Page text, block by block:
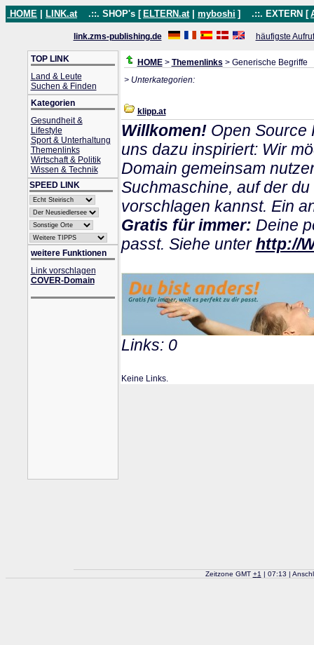
HOME LINK.at .::. SHOP's [ ELTERN.at myboshi ] .::. EXTERN [
link.zms-publishing.de häufigste
TOP LINK
Land & Leute
Suchen & Finden
Kategorien
Gesundheit &
Lifestyle
Sport & Unterhaltung
Themenlinks
Wirtschaft & Politik
Wissen & Technik
SPEED LINK
weitere Funktionen
Link vorschlagen
COVER-Domain
HOME> Themenlinks > Generische Begriffe
> Unterkategorien:
klipp.at
Willkomen!Open Source
uns dazu inspiriert: Wir
Domain gemeinsam
Suchmaschine, auf der
vorschlagen kannst. Ein
Gratis für immer: Deine
passt. Siehe unterhttp://
Links: 0
Keine Links.
Zeitzone GMT +1 | 07:13 |